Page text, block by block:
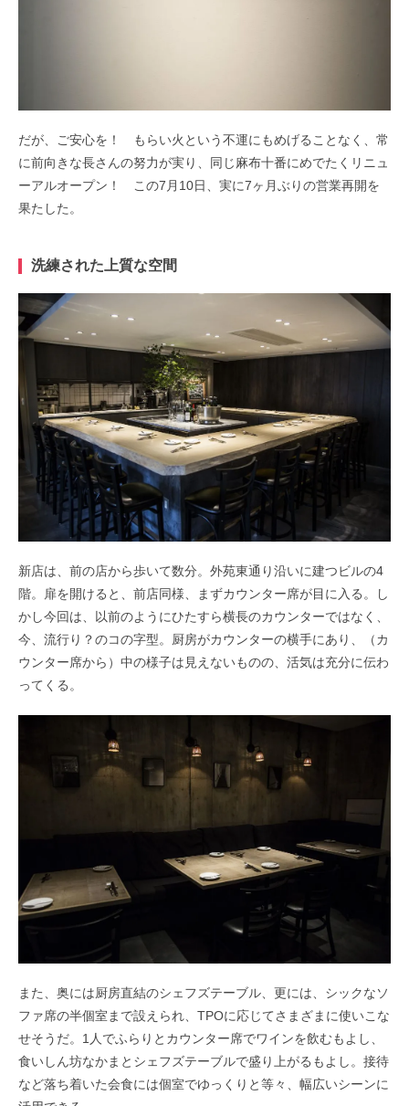
だが、ご安心を！
もらい火という不運にもめげることなく、常
に前向きな長さんの努力が実り、 同じ麻布十番にめでたくリニュ
ーアルオープン！
この7月10日、実に7ヶ月ぶりの営業再開を
果たした。
洗練された上質な空間
新店は、前の店から歩いて数分。外苑東通り沿いに建つビルの4
階。 扉を開けると、前店同様、まずカウンター席が目に入る。
し
かし今回は、以前のようにひたすら横長のカウンターではなく、
今、流行り？のコの字型。厨房がカウンターの横手にあり、
（カ
ウンター席から）中の様子は見えないものの、活気は充分に伝わ
ってくる。
また、奥には厨房直結のシェフズテーブル、 更には、シックなソ
ファ席の半個室まで設えられ、 TPOに応じてさまざまに使いこな
せそうだ。 1人でふらりとカウンター席でワインを飲むもよし、
食いしん坊なかまとシェフズテーブルで盛り上がるもよし。 接待
など落ち着いた会食には個室でゆっくりと等々、幅広いシーンに